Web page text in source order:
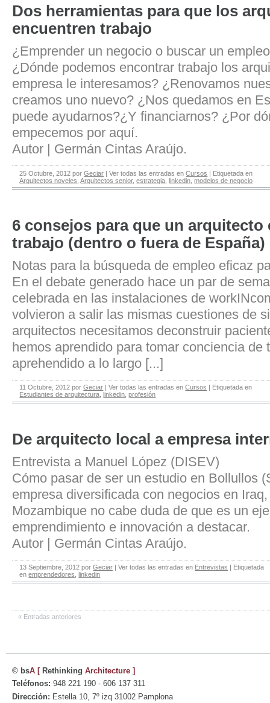
Dos herramientas para que los
encuentren trabajo
¿Emprender un negocio o buscar un
¿Dónde podemos encontrar trabajo los
empresa le interesamos? ¿Renovamos
creamos uno nuevo? ¿Nos quedamos en
puede ayudarnos?¿Y financiarnos? ¿Por
empecemos por aquí.
Autor | Germán Cintas Araújo.
25 Octubre, 2012 porGeciar | Ver todas las entradas enCursos | Etiquetada en
Arquitectos noveles ,Arquitectos senior,estrategia ,linkedin ,modelos de negocio
6 consejos para que un arquitecto
trabajo (dentro o fuera de España)
Notas para la búsqueda de empleo eficaz
En el debate generado hace un par de
celebrada en las instalaciones de
volvieron a salir las mismas cuestiones de
arquitectos necesitamos deconstruir
hemos aprendido para tomar conciencia de
aprehendido a lo largo [...]
11 Octubre, 2012 porGeciar | Ver todas las entradas enCursos | Etiquetada en
Estudiantes de arquitectura ,linkedin ,profesión
De arquitecto local a empresa
Entrevista a Manuel López (DISEV)
Cómo pasar de ser un estudio en Bollullos
empresa diversificada con negocios en
Mozambique no cabe duda de que es un
emprendimiento e innovación a destacar.
Autor | Germán Cintas Araújo.
13 Septiembre, 2012 porGeciar | Ver todas las entradas en Entrevistas | Etiquetada
enemprendedores ,linkedin
« Entradas anteriores
© bsA [Rethinking Architecture ]
Teléfonos: 948 221 190 - 606 137 311
Dirección: Estella 10, 7º izq 31002 Pamplona